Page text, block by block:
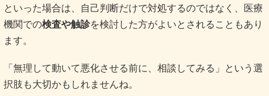
といった場合は、自己判断だけで対処するのではなく、医療
機関での検査や触診を検討した方がよいとされることもあり
ます。
「無理して動いて悪化させる前に、相談してみる」という選
択肢も大切かもしれませんね。